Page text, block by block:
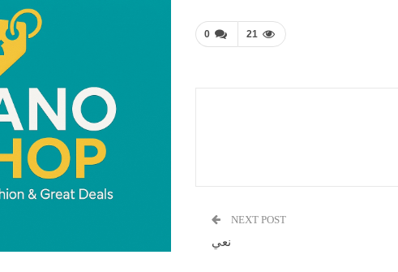
0 21
NEXT POST
نعي